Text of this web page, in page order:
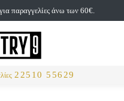
άνω των 60€.
22510 55629